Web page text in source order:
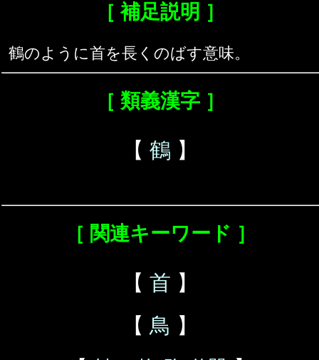
［ 補足説明 ］
鶴のように首を長くのばす意味。
［ 類義漢字 ］
【 鶴 】
［ 関連キーワード ］
【 首 】
【 鳥 】